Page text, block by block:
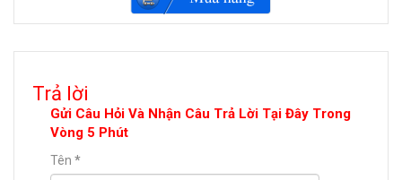
Trả lời
Gửi Câu Hỏi Và Nhận Câu Trả Lời Tại Đây Trong
Vòng 5 Phút
Tên *